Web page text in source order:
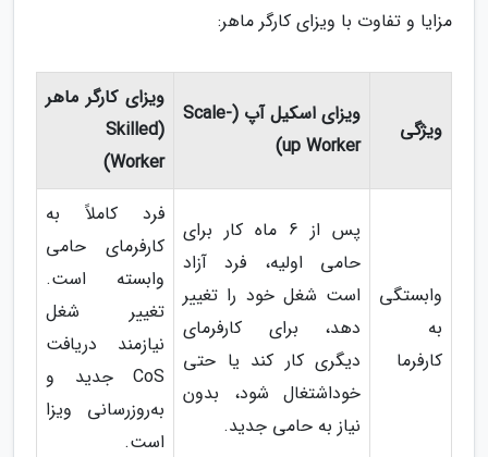
مزایا و تفاوت با ویزای کارگر ماهر:
ویژگی
ویزای اسکیل آپ (Scale-
up Worker)
ویزای کارگر ماهر
(Skilled
Worker)
وابستگی
به
کارفرما
پس از 6 ماه کار برای
حامی اولیه، فرد آزاد
است شغل خود را تغییر
دهد، برای کارفرمای
دیگری کار کند یا حتی
خوداشتغال شود، بدون
نیاز به حامی جدید.
فرد کاملاً به
کارفرمای حامی
وابسته است.
تغییر شغل
نیازمند دریافت
CoS جدید و
به‌روزرسانی ویزا
است.